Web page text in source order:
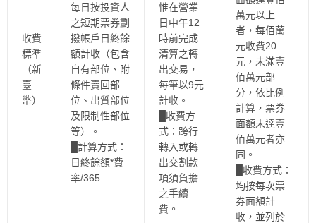
收費
標準
（新
臺
幣）
每日按投資人
之短期票券劃
撥帳戶日終餘
額計收（包含
自有部位、附
條件賣回部
位、出質部位
及限制性部位
等）。
█計算方式：
日終餘額*費
率/365
惟在營業
日中午12
時前完成
清算之轉
出交易，
每筆以9元
計收。
█收費方
式：跨行
轉入或轉
出交割款
項須負擔
之手續
費。
萬元以上
者，每佰萬
元收費20
元，未滿壹
佰萬元部
分，依比例
計算，票券
面額未達壹
佰萬元者亦
同。
█收費方式：
均按每次票
券面額計
收，並列於